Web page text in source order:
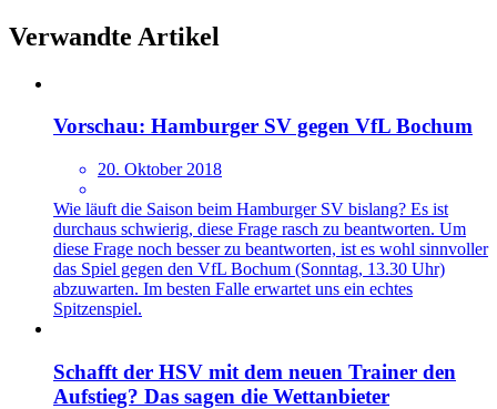
Verwandte Artikel
Vorschau: Hamburger SV gegen VfL Bochum
20. Oktober 2018
Wie läuft die Saison beim Hamburger SV bislang? Es ist
durchaus schwierig, diese Frage rasch zu beantworten. Um
diese Frage noch besser zu beantworten, ist es wohl sinnvoller
das Spiel gegen den VfL Bochum (Sonntag, 13.30 Uhr)
abzuwarten. Im besten Falle erwartet uns ein echtes
Spitzenspiel.
Schafft der HSV mit dem neuen Trainer den
Aufstieg? Das sagen die Wettanbieter